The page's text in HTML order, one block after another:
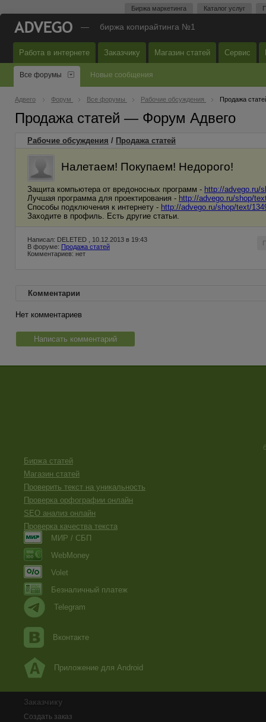
Биржа маркетинга Каталог услуг
— биржа копирайтинга №1
Работа в интернете Заказчику Магазин статей Сервис
Все форумы Новые сообщения
Адвего Форум Все форумы Рабочие обсуждения Продажа
Продажа статей — Форум Адвего
Рабочие обсуждения / Продажа статей
Налетаем! Покупаем! Недорого!
Защита компьютера от вредоносных программ - http://advego.ru/
Лучшая программа для проектирования - http://advego.ru/shop/
Способы подключения к интернету - http://advego.ru/shop/text/
Заходите в профиль. Есть другие статьи.
Написал: DELETED , 10.12.2013 в 19:43
В форуме: Продажа статей
Комментариев: нет
Комментарии
Нет комментариев
Написать комментарий
Биржа статей
Магазин статей
Проверить текст на уникальность
Проверка орфографии онлайн
SEO анализ онлайн
Проверка качества текста
МИР / СБП
WebMoney
Volet
Безналичный платеж
Telegram
Вконтакте
Приложение для Android
Заказчику
Создать заказ